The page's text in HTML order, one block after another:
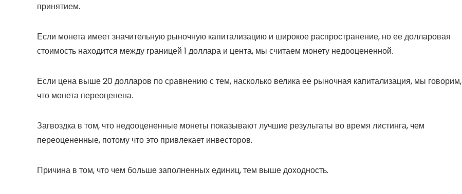
принятием.
Если монета имеет значительную рыночную капитализацию и широкое распространение, но ее долларовая
стоимость находится между границей 1 доллара и цента, мы считаем монету недооцененной.
Если цена выше 20 долларов по сравнению с тем, насколько велика ее рыночная капитализация, мы говорим,
что монета переоценена.
Загвоздка в том, что недооцененные монеты показывают лучшие результаты во время листинга, чем
переоцененные, потому что это привлекает инвесторов.
Причина в том, что чем больше заполненных единиц, тем выше доходность.